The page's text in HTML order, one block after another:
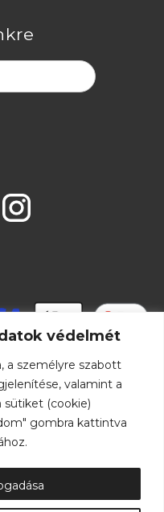
védelmét
a személyre szabott
valamint a
(cookie)
gombra kattintva